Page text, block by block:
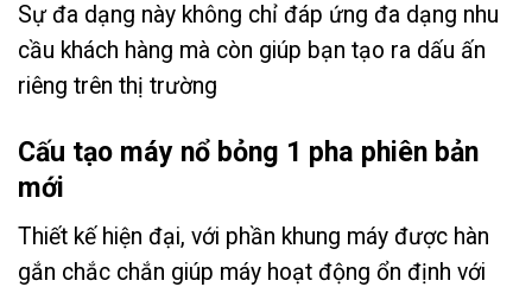
Sự đa dạng này không chỉ đáp ứng đa dạng nhu
cầu khách hàng mà còn giúp bạn tạo ra dấu ấn
riêng trên thị trường
Cấu tạo máy nổ bỏng 1 pha phiên bản
mới
Thiết kế hiện đại, với phần khung máy được hàn
gắn chắc chắn giúp máy hoạt động ổn định với